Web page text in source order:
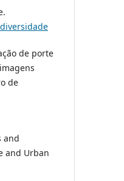
de porte
de
and
and Urban